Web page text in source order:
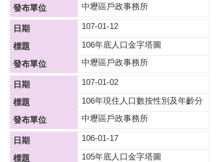
中壢區戶政事務所
107-01-12
106年底人口金字塔圖
中壢區戶政事務所
107-01-02
106年現住人口數按性別及年齡分
中壢區戶政事務所
106-01-17
105年底人口金字塔圖